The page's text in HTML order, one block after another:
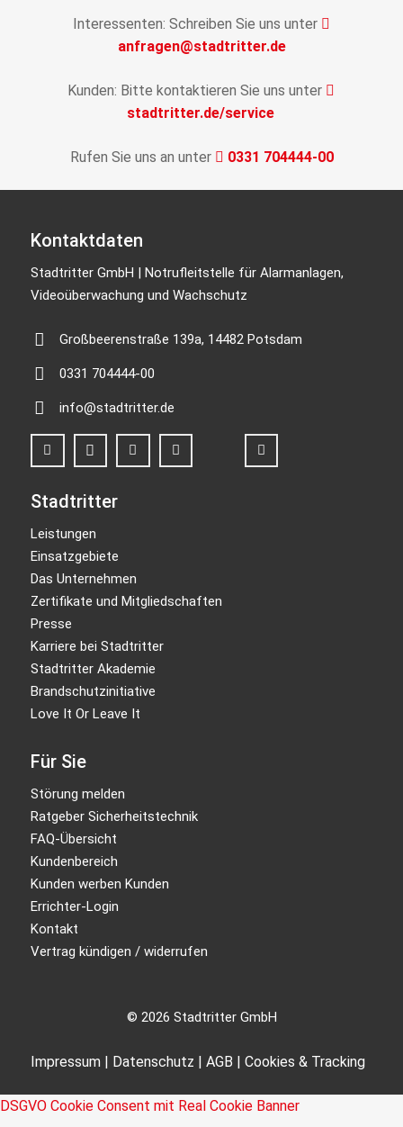
Interessenten: Schreiben Sie uns unter
anfragen@stadtritter.de
Kunden: Bitte kontaktieren Sie uns unter
stadtritter.de/service
Rufen Sie uns an unter 0331 704444-00
Kontaktdaten
Stadtritter GmbH | Notrufleitstelle für Alarmanlagen,
Videoüberwachung und Wachschutz
Großbeerenstraße 139a, 14482 Potsdam
0331 704444-00
info@stadtritter.de
Stadtritter
Leistungen
Einsatzgebiete
Das Unternehmen
Zertifikate und Mitgliedschaften
Presse
Karriere bei Stadtritter
Stadtritter Akademie
Brandschutzinitiative
Love It Or Leave It
Für Sie
Störung melden
Ratgeber Sicherheitstechnik
FAQ-Übersicht
Kundenbereich
Kunden werben Kunden
Errichter-Login
Kontakt
Vertrag kündigen / widerrufen
© 2026 Stadtritter GmbH
Impressum | Datenschutz | AGB | Cookies & Tracking
DSGVO Cookie Consent mit Real Cookie Banner